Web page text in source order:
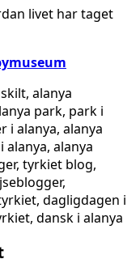
livet har taget